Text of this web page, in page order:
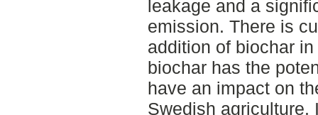
leakage and a
emission. There is
addition of biochar
biochar has the
have an impact on
Swedish agriculture.